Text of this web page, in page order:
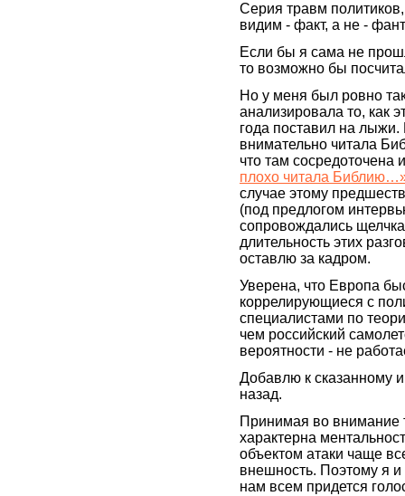
Серия травм
видим - факт, а не -
Если бы я сама не
то возможно бы
Но у меня был ровно
анализировала то, как
года поставил на
внимательно читала
что там сосредоточена
плохо читала
случае этому
(под предлогом
сопровождались
длительность этих
оставлю за кадром.
Уверена, что Европа
коррелирующиеся с
специалистами по
чем российский
вероятности - не
Добавлю к сказанному
назад.
Принимая во внимание
характерна
объектом атаки чаще
внешность. Поэтому я
нам всем придется